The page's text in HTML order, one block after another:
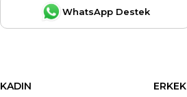
WhatsApp Destek
KADIN
ERKEK